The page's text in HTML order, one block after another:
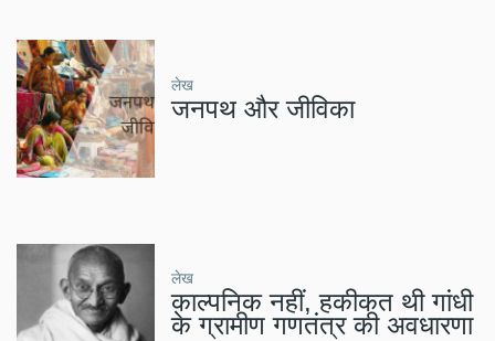
लेख
जनपथ और जीविका
लेख
काल्पनिक नहीं, हकीकत थी गांधी
के ग्रामीण गणतंत्र की अवधारणा